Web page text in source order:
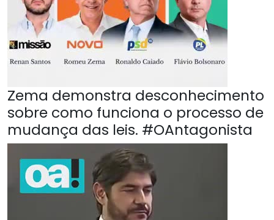
Zema demonstra desconhecimento
sobre como funciona o processo de
mudança das leis. #OAntagonista